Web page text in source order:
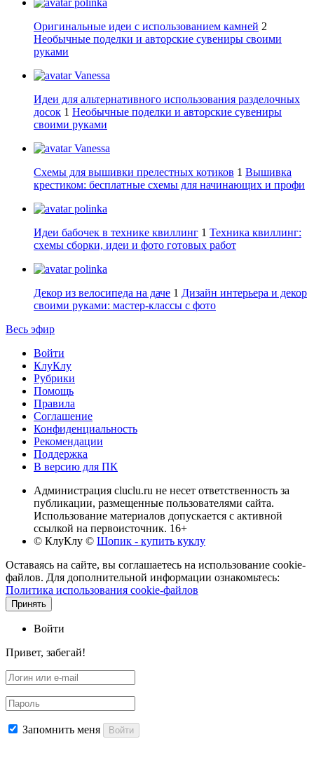
polinka
Оригинальные идеи с использованием камней 2
Необычные поделки и авторские сувениры своими
руками
Vanessa
Идеи для альтернативного использования разделочных
досок 1 Необычные поделки и авторские сувениры
своими руками
Vanessa
Схемы для вышивки прелестных котиков 1 Вышивка
крестиком: бесплатные схемы для начинающих и профи
polinka
Идеи бабочек в технике квиллинг 1 Техника квиллинг:
схемы сборки, идеи и фото готовых работ
polinka
Декор из велосипеда на даче 1 Дизайн интерьера и декор
своими руками: мастер-классы с фото
Весь эфир
Войти
КлуКлу
Рубрики
Помощь
Правила
Соглашение
Конфиденциальность
Рекомендации
Поддержка
В версию для ПК
Администрация cluclu.ru не несет ответственность за
публикации, размещенные пользователями сайта.
Использование материалов допускается с активной
ссылкой на первоисточник. 16+
© КлуКлу © Шопик - купить куклу
Оставаясь на сайте, вы соглашаетесь на использование cookie-
файлов. Для дополнительной информации ознакомьтесь:
Политика использования cookie-файлов
Принять
Войти
Привет, забегай!
Запомнить меня Войти